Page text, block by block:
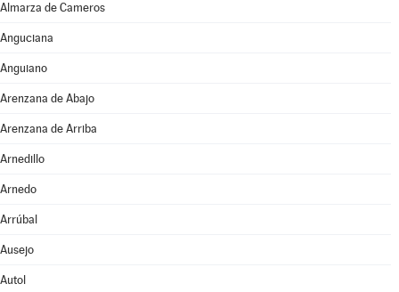
Almarza de Cameros
Anguciana
Anguiano
Arenzana de Abajo
Arenzana de Arriba
Arnedillo
Arnedo
Arrúbal
Ausejo
Autol